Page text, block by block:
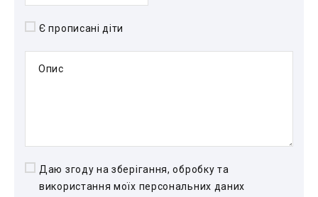
Є прописані діти
Опис
Даю згоду на зберігання, обробку та
використання моїх персональних даних